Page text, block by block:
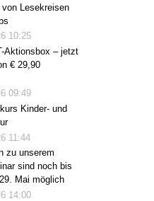
Lesekreisen
10:25
Aktionsbox – jetzt
€ 29,90
09:49
Kinder- und
11:44
zu unserem
sind noch bis
Mai möglich
14:00